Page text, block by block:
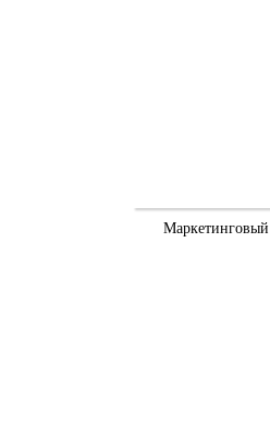
Маркетинговый